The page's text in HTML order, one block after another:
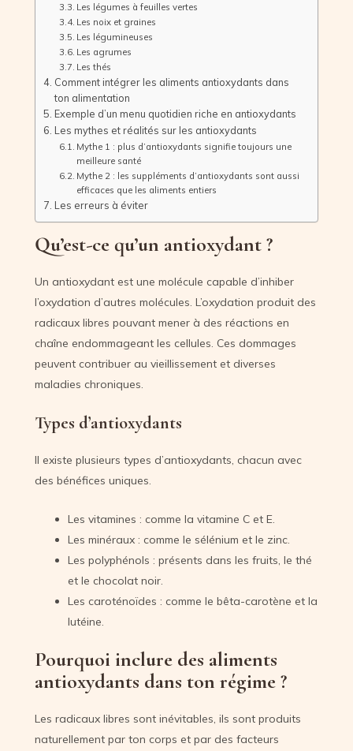
Les légumes à feuilles vertes
Les noix et graines
Les légumineuses
Les agrumes
Les thés
Comment intégrer les aliments antioxydants dans
ton alimentation
Exemple d’un menu quotidien riche en antioxydants
Les mythes et réalités sur les antioxydants
Mythe 1 : plus d’antioxydants signifie toujours une
meilleure santé
Mythe 2 : les suppléments d’antioxydants sont aussi
efficaces que les aliments entiers
Les erreurs à éviter
Qu’est-ce qu’un antioxydant ?
Un antioxydant est une molécule capable d’inhiber
l’oxydation d’autres molécules. L’oxydation produit des
radicaux libres pouvant mener à des réactions en
chaîne endommageant les cellules. Ces dommages
peuvent contribuer au vieillissement et diverses
maladies chroniques.
Types d’antioxydants
Il existe plusieurs types d’antioxydants, chacun avec
des bénéfices uniques.
Les vitamines : comme la vitamine C et E.
Les minéraux : comme le sélénium et le zinc.
Les polyphénols : présents dans les fruits, le thé
et le chocolat noir.
Les caroténoïdes : comme le bêta-carotène et la
lutéine.
Pourquoi inclure des aliments
antioxydants dans ton régime ?
Les radicaux libres sont inévitables, ils sont produits
naturellement par ton corps et par des facteurs